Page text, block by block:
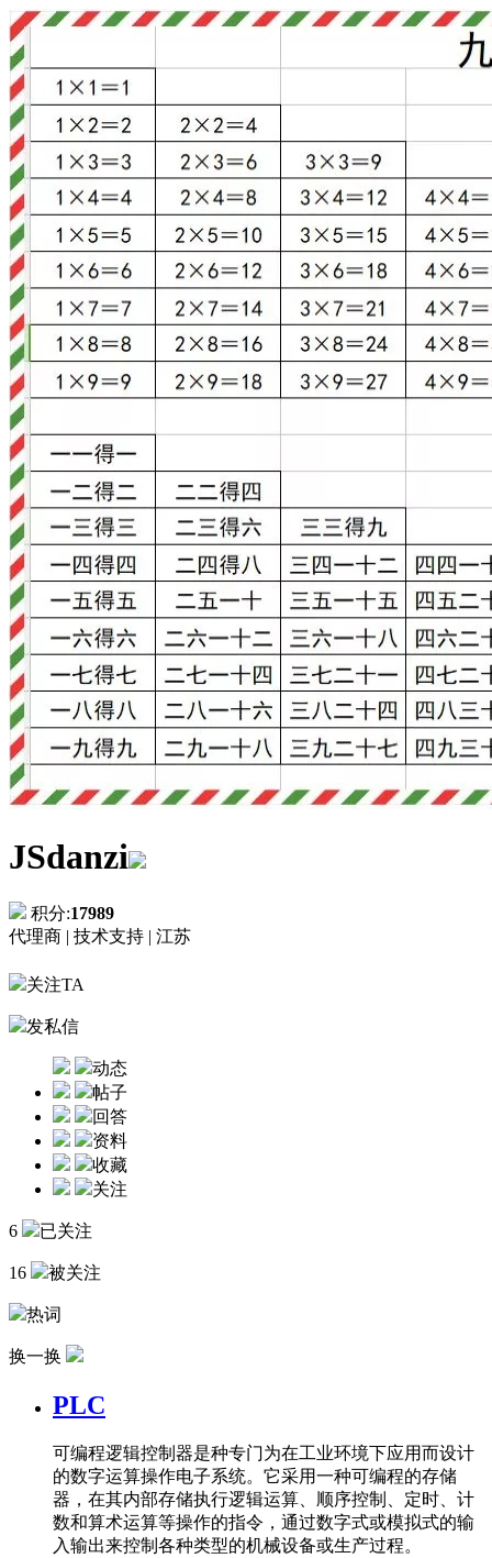
JSdanzi
积分:17989
代理商 | 技术支持 | 江苏
关注TA
发私信
动态
帖子
回答
资料
收藏
关注
6 已关注
16 被关注
热词
换一换
PLC
可编程逻辑控制器是种专门为在工业环境下应用而设计
的数字运算操作电子系统。它采用一种可编程的存储
器，在其内部存储执行逻辑运算、顺序控制、定时、计
数和算术运算等操作的指令，通过数字式或模拟式的输
入输出来控制各种类型的机械设备或生产过程。